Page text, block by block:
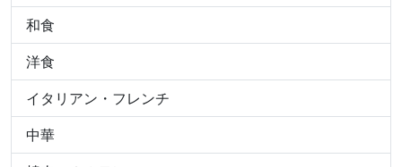
和食
洋食
イタリアン・フレンチ
中華